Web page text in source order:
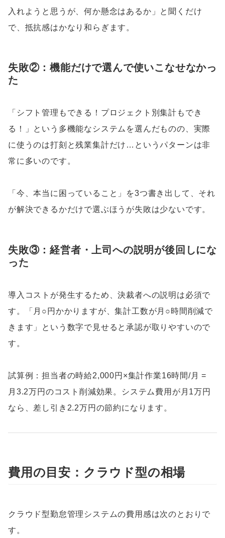
入れようと思うが、何か懸念はあるか」と聞くだけ
で、抵抗感はかなり和らぎます。
失敗②：機能だけで選んで使いこなせなかっ
た
「シフト管理もできる！プロジェクト別集計もでき
る！」という多機能なシステムを選んだものの、実際
に使うのは打刻と残業集計だけ…というパターンは非
常に多いのです。
「今、本当に困っていること」を3つ書き出して、それ
が解決できるかだけで選ぶほうが失敗は少ないです。
失敗③：経営者・上司への説明が後回しにな
った
導入コストが発生するため、決裁者への説明は必須で
す。「月○円かかりますが、集計工数が月○時間削減で
きます」という数字で見せると承認が取りやすいので
す。
試算例：担当者の時給2,000円×集計作業16時間/月 =
月3.2万円のコスト削減効果。システム費用が月1万円
なら、差し引き2.2万円の節約になります。
費用の目安：クラウド型の相場
クラウド型勤怠管理システムの費用感は次のとおりで
す。